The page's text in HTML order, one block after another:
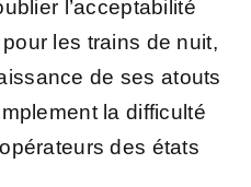
l’acceptabilité
les trains de nuit,
de ses atouts
la difficulté
des états